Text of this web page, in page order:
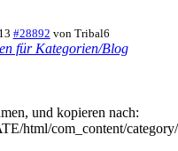
#28892 von Tribal6
für Kategorien/Blog
und kopieren nach:
html/com_content/category/